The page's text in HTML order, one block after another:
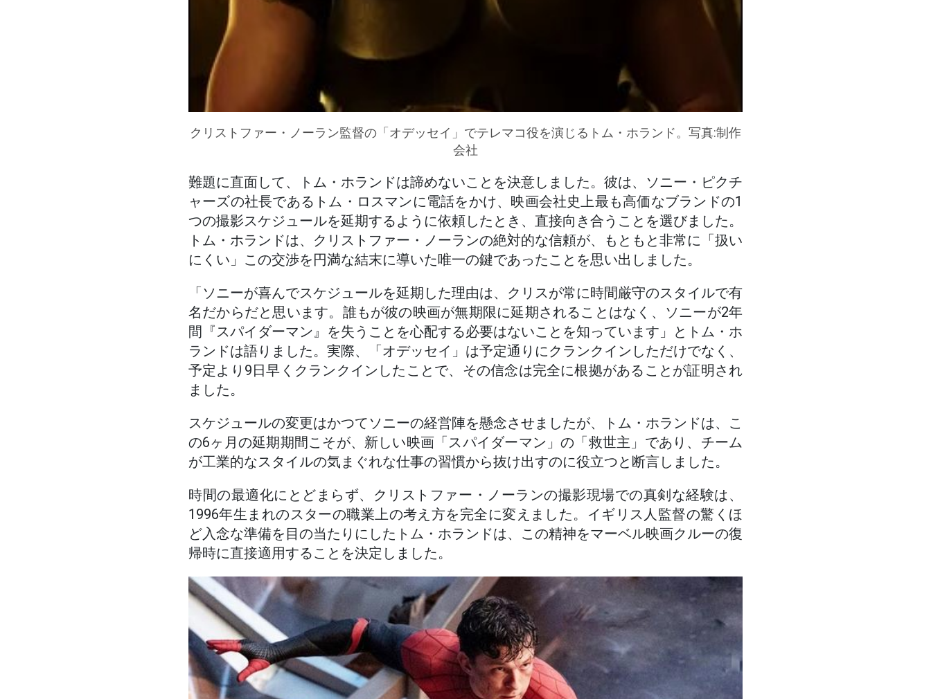
クリストファー・ノーラン監督の「オデッセイ」でテレマコ役を演じるトム・ホランド。写真:制作
会社
難題に直面して、トム・ホランドは諦めないことを決意しました。彼は、ソニー・ピクチ
ャーズの社長であるトム・ロスマンに電話をかけ、映画会社史上最も高価なブランドの1
つの撮影スケジュールを延期するように依頼したとき、直接向き合うことを選びました。
トム・ホランドは、クリストファー・ノーランの絶対的な信頼が、もともと非常に「扱い
にくい」この交渉を円満な結末に導いた唯一の鍵であったことを思い出しました。
「ソニーが喜んでスケジュールを延期した理由は、クリスが常に時間厳守のスタイルで有
名だからだと思います。誰もが彼の映画が無期限に延期されることはなく、ソニーが2年
間『スパイダーマン』を失うことを心配する必要はないことを知っています」とトム・ホ
ランドは語りました。実際、「オデッセイ」は予定通りにクランクインしただけでなく、
予定より9日早くクランクインしたことで、その信念は完全に根拠があることが証明され
ました。
スケジュールの変更はかつてソニーの経営陣を懸念させましたが、トム・ホランドは、こ
の6ヶ月の延期期間こそが、新しい映画「スパイダーマン」の「救世主」であり、チーム
が工業的なスタイルの気まぐれな仕事の習慣から抜け出すのに役立つと断言しました。
時間の最適化にとどまらず、クリストファー・ノーランの撮影現場での真剣な経験は、
1996年生まれのスターの職業上の考え方を完全に変えました。イギリス人監督の驚くほ
ど入念な準備を目の当たりにしたトム・ホランドは、この精神をマーベル映画クルーの復
帰時に直接適用することを決定しました。